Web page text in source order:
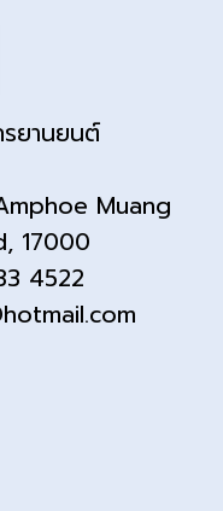
ยานยนต์
Muang
17000
4522